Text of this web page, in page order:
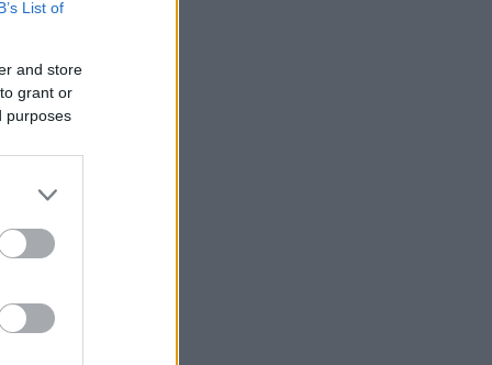
List of
and store
grant or
purposes